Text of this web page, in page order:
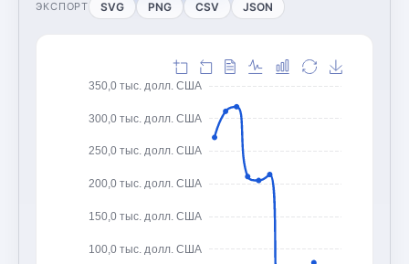
ЭКСПОРТ SVG PNG CSV JSON
100,0 тыс. долл. США
150,0 тыс. долл. США
200,0 тыс. долл. США
250,0 тыс. долл. США
300,0 тыс. долл. США
350,0 тыс. долл. США